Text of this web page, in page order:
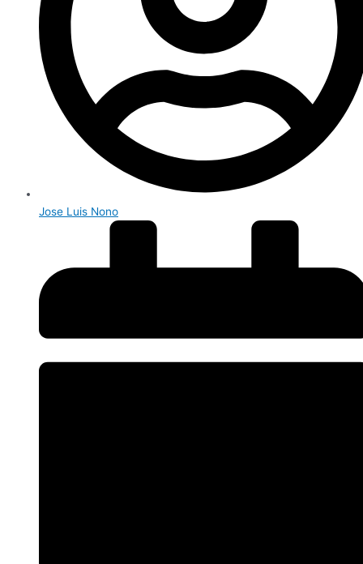
Jose Luis Nono